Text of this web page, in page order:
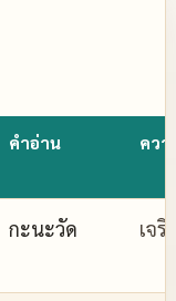
คำอ่าน คว
กะนะวัด เจ